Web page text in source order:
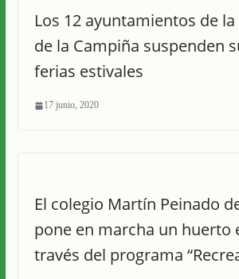
Los 12 ayuntamientos de
de la Campiña suspenden
ferias estivales
17 junio, 2020
El colegio Martín Peinado
pone en marcha un huerto
través del programa